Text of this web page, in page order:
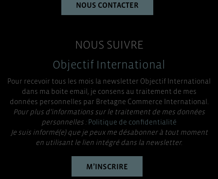
NOUS CONTACTER
NOUS SUIVRE
Objectif International
Pour recevoir tous les mois la newsletter Objectif International
dans ma boite email, je consens au traitement de mes
données personnelles par Bretagne Commerce International.
Pour plus d’informations sur le traitement de mes données
personnelles :Politique de confidentialité
Je suis informé(e) que je peux me désabonner à tout moment
en utilisant le lien intégré dans la newsletter.
M’INSCRIRE